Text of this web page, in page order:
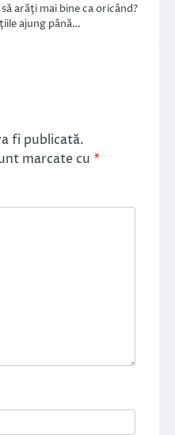
arăţi mai bine ca oricând?
ajung până…
fi publicată.
marcate cu *